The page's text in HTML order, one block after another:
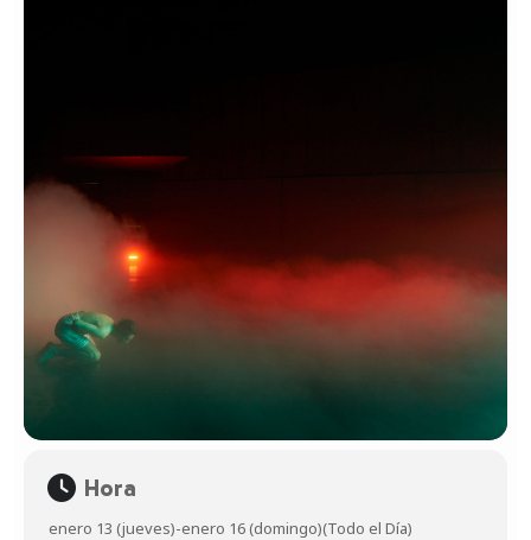
Hora
enero 13 (jueves)-enero 16 (domingo)(Todo el Día)